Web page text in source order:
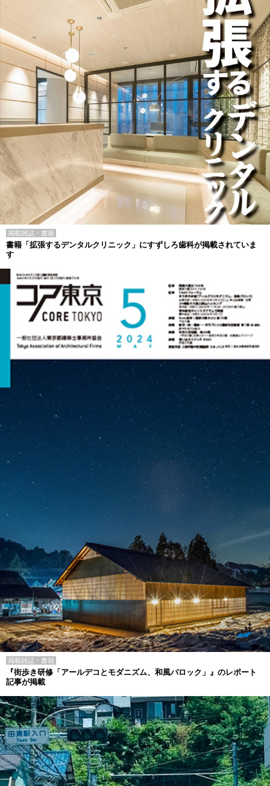
掲載雑誌・書籍
書籍「拡張するデンタルクリニック」にすずしろ歯科が掲載されていま
す
掲載雑誌・書籍
『街歩き研修「アールデコとモダニズム、和風バロック」』のレポート
記事が掲載